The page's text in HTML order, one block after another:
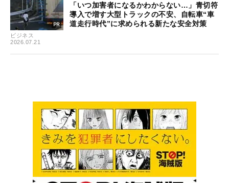
ビジネス
2026.07.21
「いつ加害者になるかわからない…」青切符
導入で増す大型トラックの不安、自転車“車
道走行時代”に求められる新たな安全対策